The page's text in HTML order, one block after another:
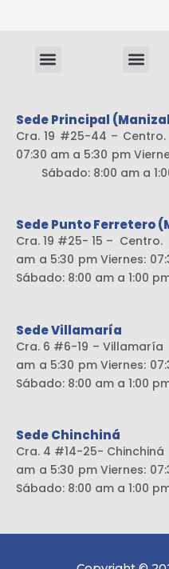
Menu Menu
Sede Principal
Cra. 19 #25-44 –
07:30 am a 5:30 pm
Sábado: 8:00 am a
Sede Punto Ferretero
Cra. 19 #25- 15 –
am a 5:30 pm
Sábado: 8:00 am a 1:00
Sede Villamaría
Cra. 6 #6-19 –
am a 5:30 pm
Sábado: 8:00 am a 1:00
Sede Chinchiná
Cra. 4 #14-25-
am a 5:30 pm
Sábado: 8:00 am a 1:00